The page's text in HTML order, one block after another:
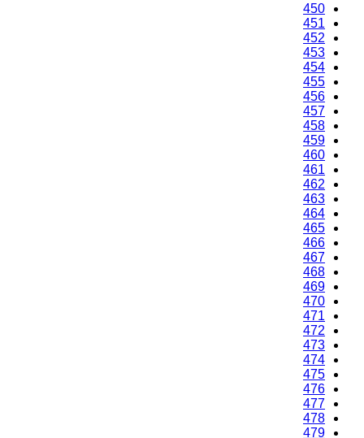
450
451
452
453
454
455
456
457
458
459
460
461
462
463
464
465
466
467
468
469
470
471
472
473
474
475
476
477
478
479